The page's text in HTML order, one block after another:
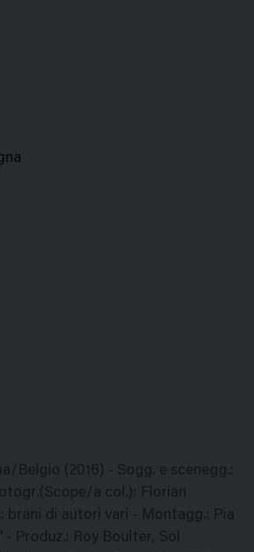
Belgio (2016) - Sogg. e scenegg.:
a col.): Florian
brani di autori vari - Montagg.: Pia
- Produz.: Roy Boulter, Sol